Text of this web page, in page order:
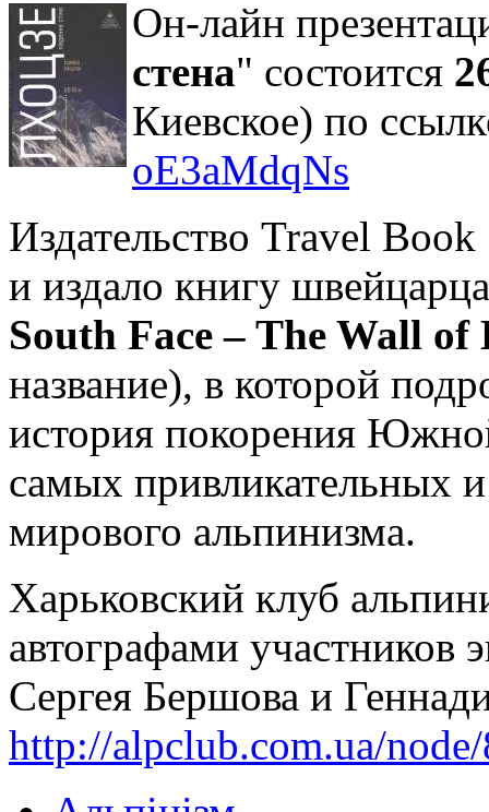
Он-лайн
стена" состоится
Киевское) по
oE3aMdqNs
Издательство Travel
и издало книгу
South Face – The Wall of
название), в которой
история покорения
самых привликательных
мирового альпинизма.
Харьковский клуб
автографами участников
Сергея Бершова и
http://alpclub.com.ua/